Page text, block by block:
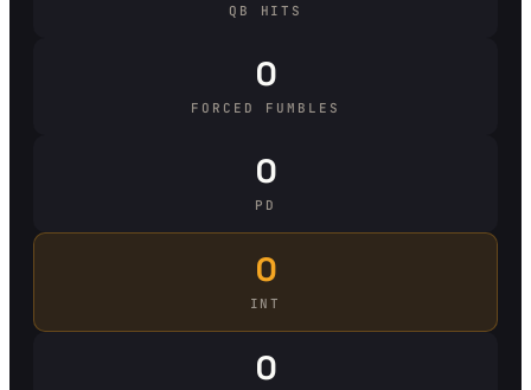
QB HITS
0
FORCED FUMBLES
0
PD
0
INT
0